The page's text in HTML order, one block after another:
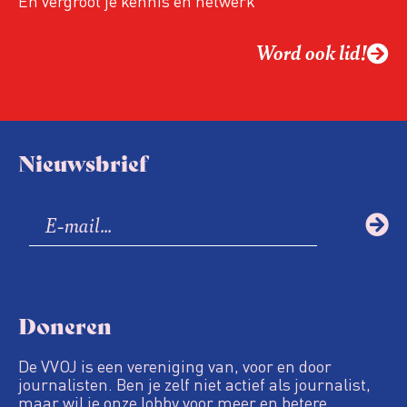
Word ook lid!
Nieuwsbrief
Doneren
De VVOJ is een vereniging van, voor en door
journalisten. Ben je zelf niet actief als journalist,
maar wil je onze lobby voor meer en betere